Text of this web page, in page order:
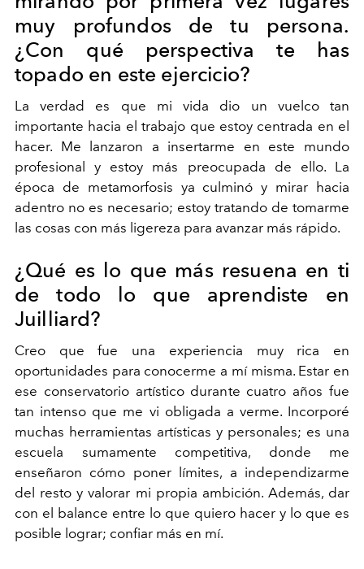
muy profundos de tu persona.
¿Con qué perspectiva te has
topado en este ejercicio?
La verdad es que mi vida dio un vuelco tan
importante hacia el trabajo que estoy centrada en el
hacer. Me lanzaron a insertarme en este mundo
profesional y estoy más preocupada de ello. La
época de metamorfosis ya culminó y mirar hacia
adentro no es necesario; estoy tratando de tomarme
las cosas con más ligereza para avanzar más rápido.
¿Qué es lo que más resuena en ti
de todo lo que aprendiste en
Juilliard?
Creo que fue una experiencia muy rica en
oportunidades para conocerme a mí misma. Estar en
ese conservatorio artístico durante cuatro años fue
tan intenso que me vi obligada a verme. Incorporé
muchas herramientas artísticas y personales; es una
escuela sumamente competitiva, donde me
enseñaron cómo poner límites, a independizarme
del resto y valorar mi propia ambición. Además, dar
con el balance entre lo que quiero hacer y lo que es
posible lograr; confiar más en mí.